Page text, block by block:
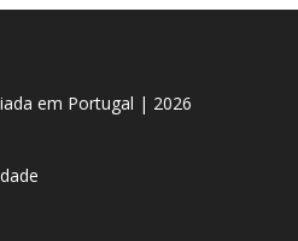
em Portugal | 2026